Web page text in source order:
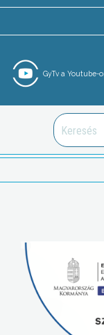
GyTv a Youtube-